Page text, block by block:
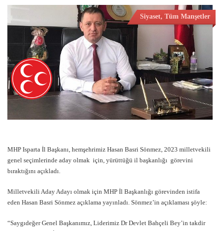
Siyaset, Tüm Manşetler
MHP Isparta İl Başkanı, hemşehrimiz Hasan Basri Sönmez, 2023 milletvekili
genel seçimlerinde aday olmak için, yürüttüğü il başkanlığı görevini
bıraktığını açıkladı.
Milletvekili Aday Adayı olmak için MHP İl Başkanlığı görevinden istifa
eden Hasan Basri Sönmez açıklama yayınladı. Sönmez’in açıklaması şöyle:
“Saygıdeğer Genel Başkanımız, Liderimiz Dr Devlet Bahçeli Bey’in takdir